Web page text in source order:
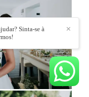
✕
Sinta-se à